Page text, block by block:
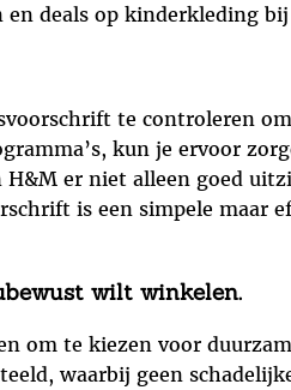
en deals op kinderkleding
te controleren
kun je ervoor
er niet alleen goed
is een simpele maar
wilt winkelen.
om te kiezen voor
waarbij geen